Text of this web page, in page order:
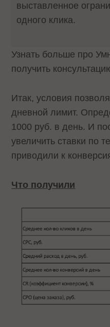
выставленное
одного клика.
Узнать больше про
получить
Итак, условия
дневной лимит.
1000 руб. в день. И
увеличить ставки по
приводили к
Что получили